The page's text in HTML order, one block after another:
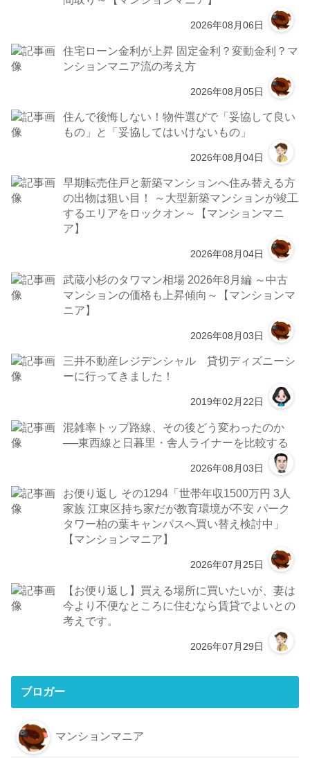
2026年08月06日
住宅ローン金利が上昇 固定金利？変動金利？マ
ンションマニア流の考え方
2026年08月05日
住んで後悔しない！物件選びで「妥協して良い
もの」と「妥協してはいけないもの」
2026年08月04日
早期転売住戸と新築マンションへ住み替える方
の出物は狙い目！ ～大型新築マンションが竣工
するエリアをロックオン～【マンションマニ
ア】
2026年08月04日
武蔵小杉のタワマン相場 2026年8月編 ～中古
マンションの価格も上昇傾向～【マンションマ
ニア】
2026年08月03日
三井不動産レジデンシャル 貸切ディズニーシ
ーに行ってきました！
2019年02月22日
混雑率トップ路線、その後どう変わったのか
──東西線と日暮里・舎人ライナーを比較する
2026年08月03日
お便り返し その1294「世帯年収1500万円 3人
家族 江東区持ち家だが教育環境が不安 パーク
タワー柏の葉キャンパスへ買い替え検討中」
【マンションマニア】
2026年07月25日
【お便り返し】買える場所に買いたいが、妻は
今より不便なところに住むなら賃貸でよいとの
考えです。
2026年07月29日
ブロガー
マンションマニア